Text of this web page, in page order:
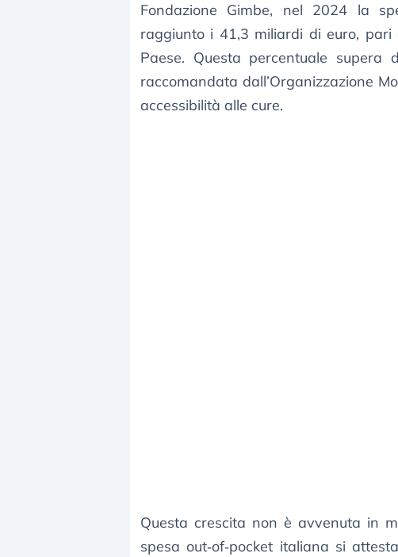
Fondazione Gimbe, nel 2024 la
raggiunto i 41,3 miliardi di euro,
Paese. Questa percentuale
raccomandata dall’Organizzazione
accessibilità alle cure.
Questa crescita non è avvenuta in
spesa out‑of‑pocket italiana si